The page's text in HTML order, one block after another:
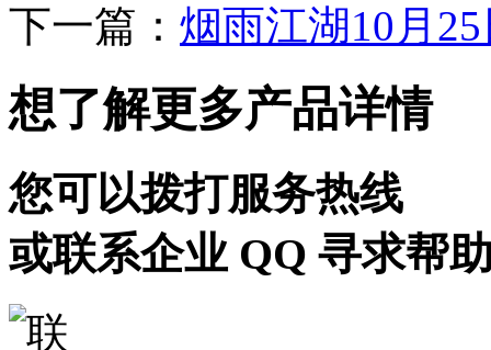
下一篇： 烟雨江湖10月
想了解更多产品详情
您可以拨打服务热线
或联系企业 QQ 寻求帮